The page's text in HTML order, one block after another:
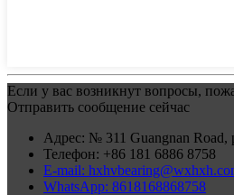
Если у вас возникнут вопросы,
Отправить сообщение сейчас
Адрес: № 311 Guangnan
Телефон: +86 181 6886 8758
E-mail:
WhatsApp: 8618168868758